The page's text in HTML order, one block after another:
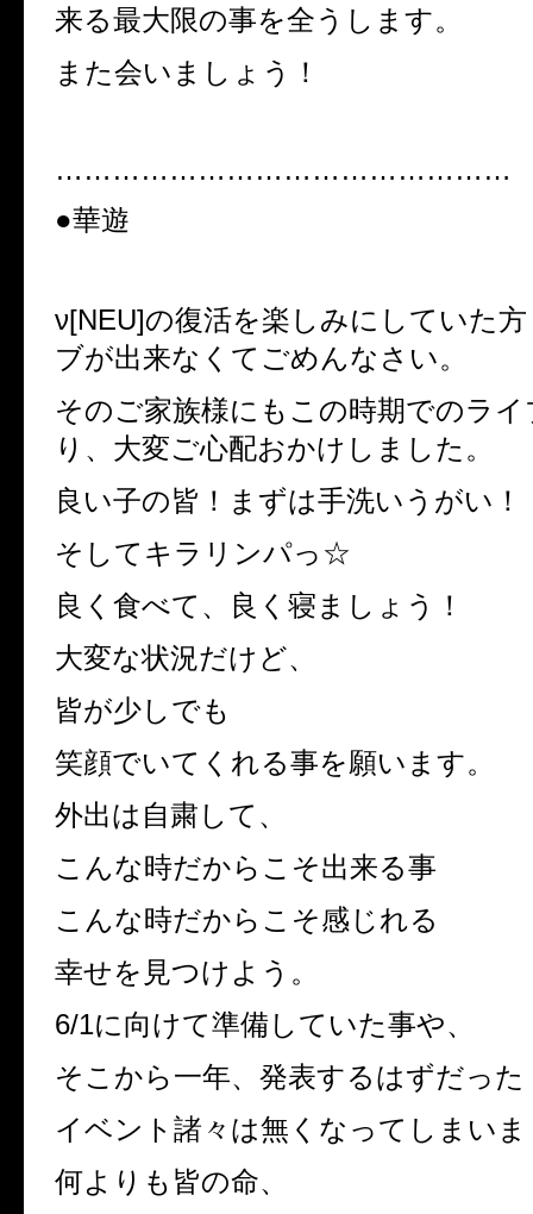
来る最大限の事を全うします。
また会いましょう！
…………………………………………
●華遊
ν[NEU]の復活を楽しみにしていた
ブが出来なくてごめんなさい。
そのご家族様にもこの時期でのラ
り、大変ご心配おかけしました。
良い子の皆！まずは手洗いうがい！
そしてキラリンパっ☆
良く食べて、良く寝ましょう！
大変な状況だけど、
皆が少しでも
笑顔でいてくれる事を願います。
外出は自粛して、
こんな時だからこそ出来る事
こんな時だからこそ感じれる
幸せを見つけよう。
6/1に向けて準備していた事や、
そこから一年、発表するはずだった
イベント諸々は無くなってしまい
何よりも皆の命、